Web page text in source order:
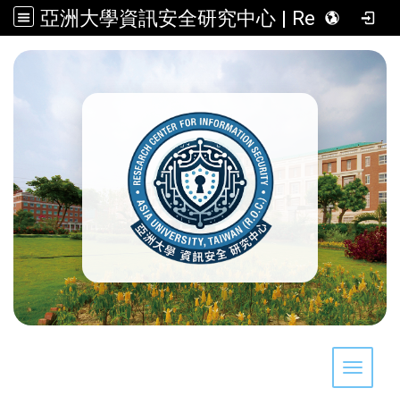
亞洲大學資訊安全研究中心 | Research Center for Information Security, Asia University, Taiwan (R.O.C.)
Toggle